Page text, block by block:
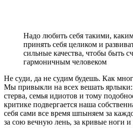
Надо любить себя такими,
принять себя целиком и
сильные качества, чтобы быть
гармоничным человеком
Не суди, да не судим будешь. Как
Мы привыкли на всех вешать
стерва, семья идиотов и тому
критике подвергается наша
себя сами все время шпыняем за
за сою вечную лень, за кривые ноги